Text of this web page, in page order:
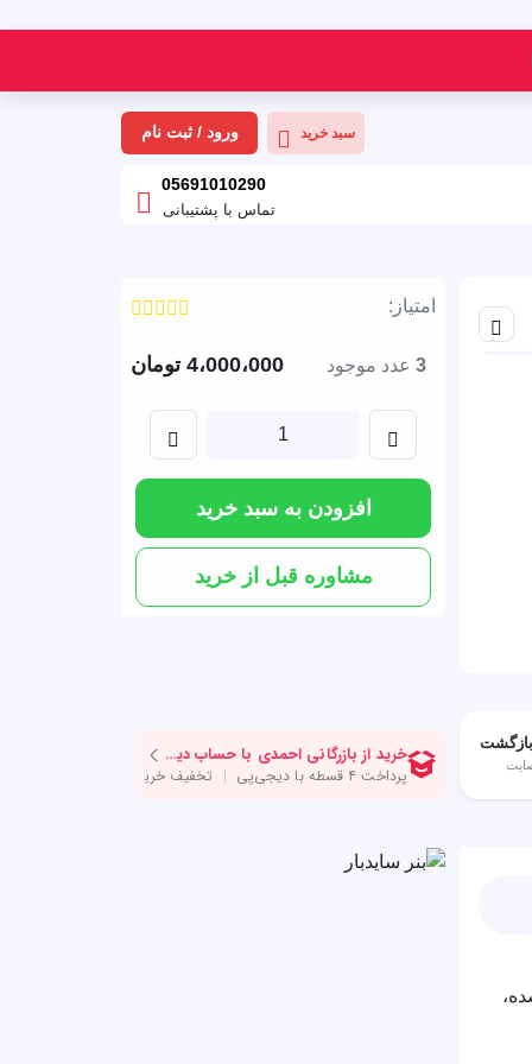
سبد خرید ورود / ثبت نام
05691010290
تماس با پشتیبانی
اشتراک گذاری
امتیاز:
3 عدد موجود 4،000،000 تومان
اضافه کردن
1
کم کردن
افزودن به سبد خرید
مشاوره قبل از خرید